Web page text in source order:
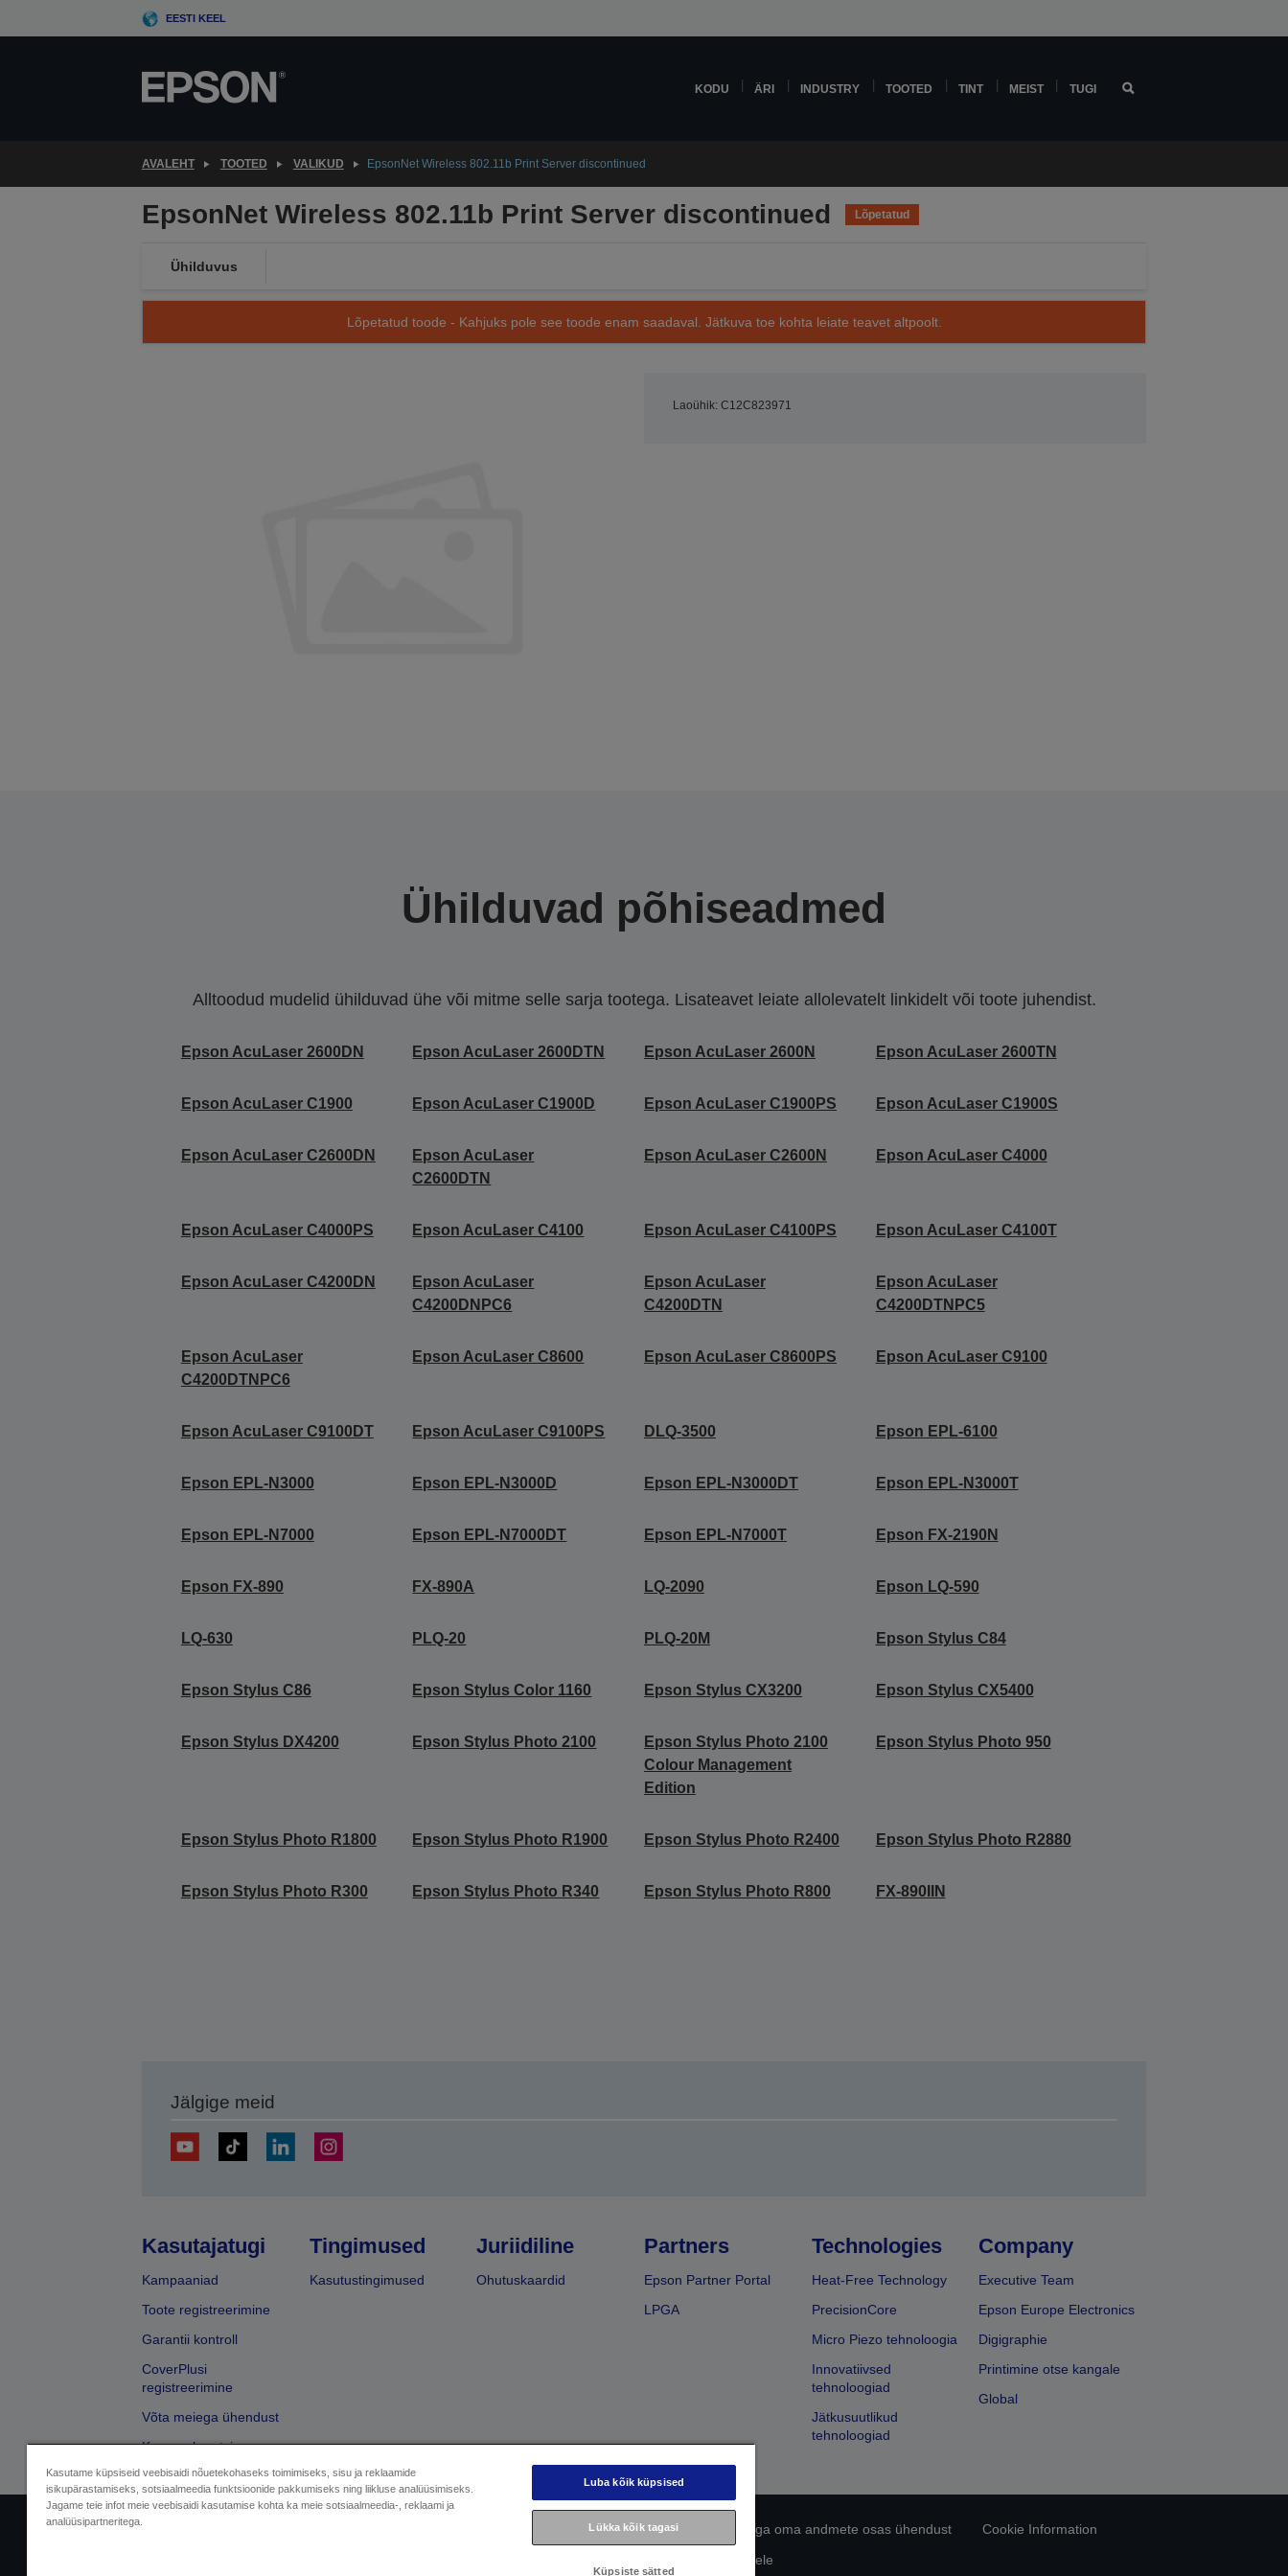
to
EESTI KEEL
KODU ÄRI INDUSTRY TOOTED TINT MEIST TUGI
AVALEHT TOOTED VALIKUD EpsonNet Wireless 802.11b Print Server discontinued
EpsonNet Wireless 802.11b Print Server discontinued Lõpetatud
Ühilduvus
Lõpetatud toode - Kahjuks pole see toode enam saadaval. Jätkuva toe kohta leiate teavet altpoolt.
Laoühik: C12C823971
Ühilduvad põhiseadmed
Alltoodud mudelid ühilduvad ühe või mitme selle sarja tootega. Lisateavet leiate allolevatelt linkidelt või toote juhendist.
Epson AcuLaser 2600DN Epson AcuLaser 2600DTN Epson AcuLaser 2600N Epson AcuLaser 2600TN
Epson AcuLaser C1900 Epson AcuLaser C1900D Epson AcuLaser C1900PS Epson AcuLaser C1900S
Epson AcuLaser C2600DN
Epson AcuLaser
C2600DTN
Epson AcuLaser C2600N Epson AcuLaser C4000
Epson AcuLaser C4000PS Epson AcuLaser C4100 Epson AcuLaser C4100PS Epson AcuLaser C4100T
Epson AcuLaser C4200DN
Epson AcuLaser
C4200DNPC6
Epson AcuLaser
C4200DTN
Epson AcuLaser
C4200DTNPC5
Epson AcuLaser
C4200DTNPC6
Epson AcuLaser C8600 Epson AcuLaser C8600PS Epson AcuLaser C9100
Epson AcuLaser C9100DT Epson AcuLaser C9100PS DLQ-3500 Epson EPL-6100
Epson EPL-N3000 Epson EPL-N3000D Epson EPL-N3000DT Epson EPL-N3000T
Epson EPL-N7000 Epson EPL-N7000DT Epson EPL-N7000T Epson FX-2190N
Epson FX-890 FX-890A LQ-2090 Epson LQ-590
LQ-630 PLQ-20 PLQ-20M Epson Stylus C84
Epson Stylus C86 Epson Stylus Color 1160 Epson Stylus CX3200 Epson Stylus CX5400
Epson Stylus DX4200 Epson Stylus Photo 2100
Epson Stylus Photo 2100
Colour Management
Edition
Epson Stylus Photo 950
Epson Stylus Photo R1800 Epson Stylus Photo R1900 Epson Stylus Photo R2400 Epson Stylus Photo R2880
Epson Stylus Photo R300 Epson Stylus Photo R340 Epson Stylus Photo R800 FX-890IIN
Jälgige meid
Kasutajatugi
Kampaaniad
Toote registreerimine
Garantii kontroll
CoverPlusi
registreerimine
Võta meiega ühendust
Kaupmehe otsing
Tingimused
Kasutustingimused
Juriidiline
Ohutuskaardid
Partners
Epson Partner Portal
LPGA
Technologies
Heat-Free Technology
PrecisionCore
Micro Piezo tehnoloogia
Innovatiivsed
tehnoloogiad
Jätkusuutlikud
tehnoloogiad
Company
Executive Team
Epson Europe Electronics
Digigraphie
Printimine otse kangale
Global
EU Data Act Compliance Võtke meiega oma andmete osas ühendust
Cookie Information
Epsoni pühendumine juurdepääsetavusele
Kasutame küpsiseid veebisaidi nõuetekohaseks toimimiseks, sisu ja reklaamide
isikupärastamiseks, sotsiaalmeedia funktsioonide pakkumiseks ning liikluse analüüsimiseks.
Jagame teie infot meie veebisaidi kasutamise kohta ka meie sotsiaalmeedia-, reklaami ja
analüüsipartneritega.
Luba kõik küpsised
Lükka kõik tagasi
Küpsiste sätted